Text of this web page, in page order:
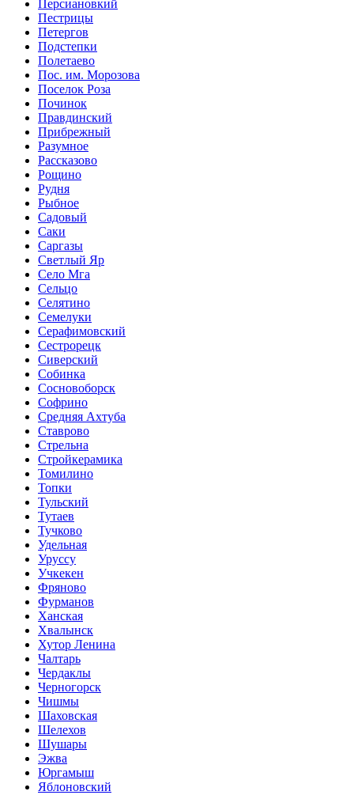
Персиановкий
Пестрицы
Петергов
Подстепки
Полетаево
Пос. им. Морозова
Поселок Роза
Починок
Правдинский
Прибрежный
Разумное
Рассказово
Рощино
Рудня
Рыбное
Садовый
Саки
Саргазы
Светлый Яр
Село Мга
Сельцо
Селятино
Семелуки
Серафимовский
Сестрорецк
Сиверский
Собинка
Сосновоборск
Софрино
Средняя Ахтуба
Ставрово
Стрельна
Стройкерамика
Томилино
Топки
Тульский
Тутаев
Тучково
Удельная
Уруссу
Учкекен
Фряново
Фурманов
Ханская
Хвалынск
Хутор Ленина
Чалтарь
Чердаклы
Черногорск
Чишмы
Шаховская
Шелехов
Шушары
Эжва
Юргамыш
Яблоновский